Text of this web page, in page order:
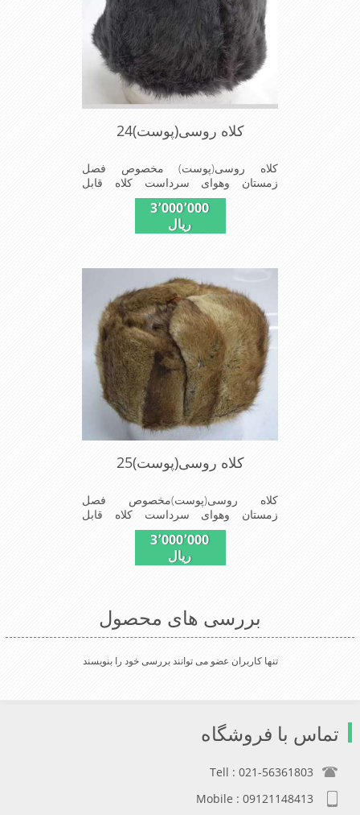
کلاه روسی(پوست)24
کلاه روسی(پوست) مخصوص فصل
زمستان وهوای سرداست کلاه قابل
استفاده درسایزهای 58-59می باشد(فری
سایز)وجنس این کلاه ازپوست طبیی(خَز)
تهیه شده است وآستری آن ازجنس ساتن
دلیل به راحتی درسوزهای سردزمستانی
تمامی سروپشت گردن روگرم نگاه می
3٬000٬000
ریال
کلاه روسی(پوست)25
کلاه روسی(پوست)مخصوص فصل
زمستان وهوای سرداست کلاه قابل
استفاده درسایزهای58-59می باشد(فری
سایز)وجنس این کلاه ازپوست
طبیی(خَز)تهیه شده است وآستری آن
سردزمستانی تمامی سروپشت گردن
روگرم نگاه می دارد
3٬000٬000
ریال
بررسی های محصول
تنها کاربران عضو می توانند بررسی خود را بنویسند
تماس با فروشگاه
Tell : 021-56361803
Mobile : 09121148413